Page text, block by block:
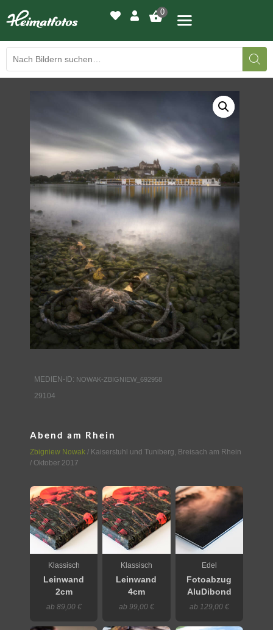
0
DRUCKQUALITÄTEN
LED-LEUCHTBILDER
WIR DRUCKEN IHR BILD
AUSSTELLUNGEN
HEIMATLICHTER
KONTAKT
MEDIEN-ID: NOWAK-ZBIGNIEW_692958
29104
Abend am Rhein
Zbigniew Nowak / Kaiserstuhl und Tuniberg, Breisach am Rhein
/ Oktober 2017
Klassisch
Leinwand
2cm
ab 89,00 €
Klassisch
Leinwand
4cm
ab 99,00 €
Edel
Fotoabzug
AluDibond
ab 129,00 €